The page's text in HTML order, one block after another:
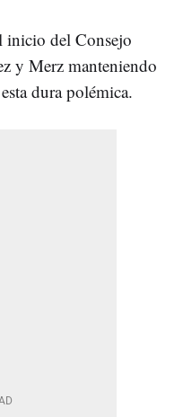
inicio del Consejo
y Merz manteniendo
dura polémica.